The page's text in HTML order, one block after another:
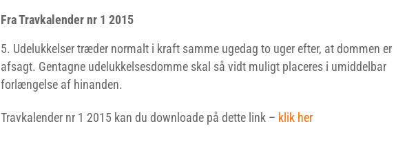
Fra Travkalender nr 1 2015
Udelukkelser træder normalt i kraft samme ugedag to uger efter, at dommen er
afsagt. Gentagne udelukkelsesdomme skal så vidt muligt placeres i umiddelbar
forlængelse af hinanden.
Travkalender nr 1 2015 kan du downloade på dette link – klik her